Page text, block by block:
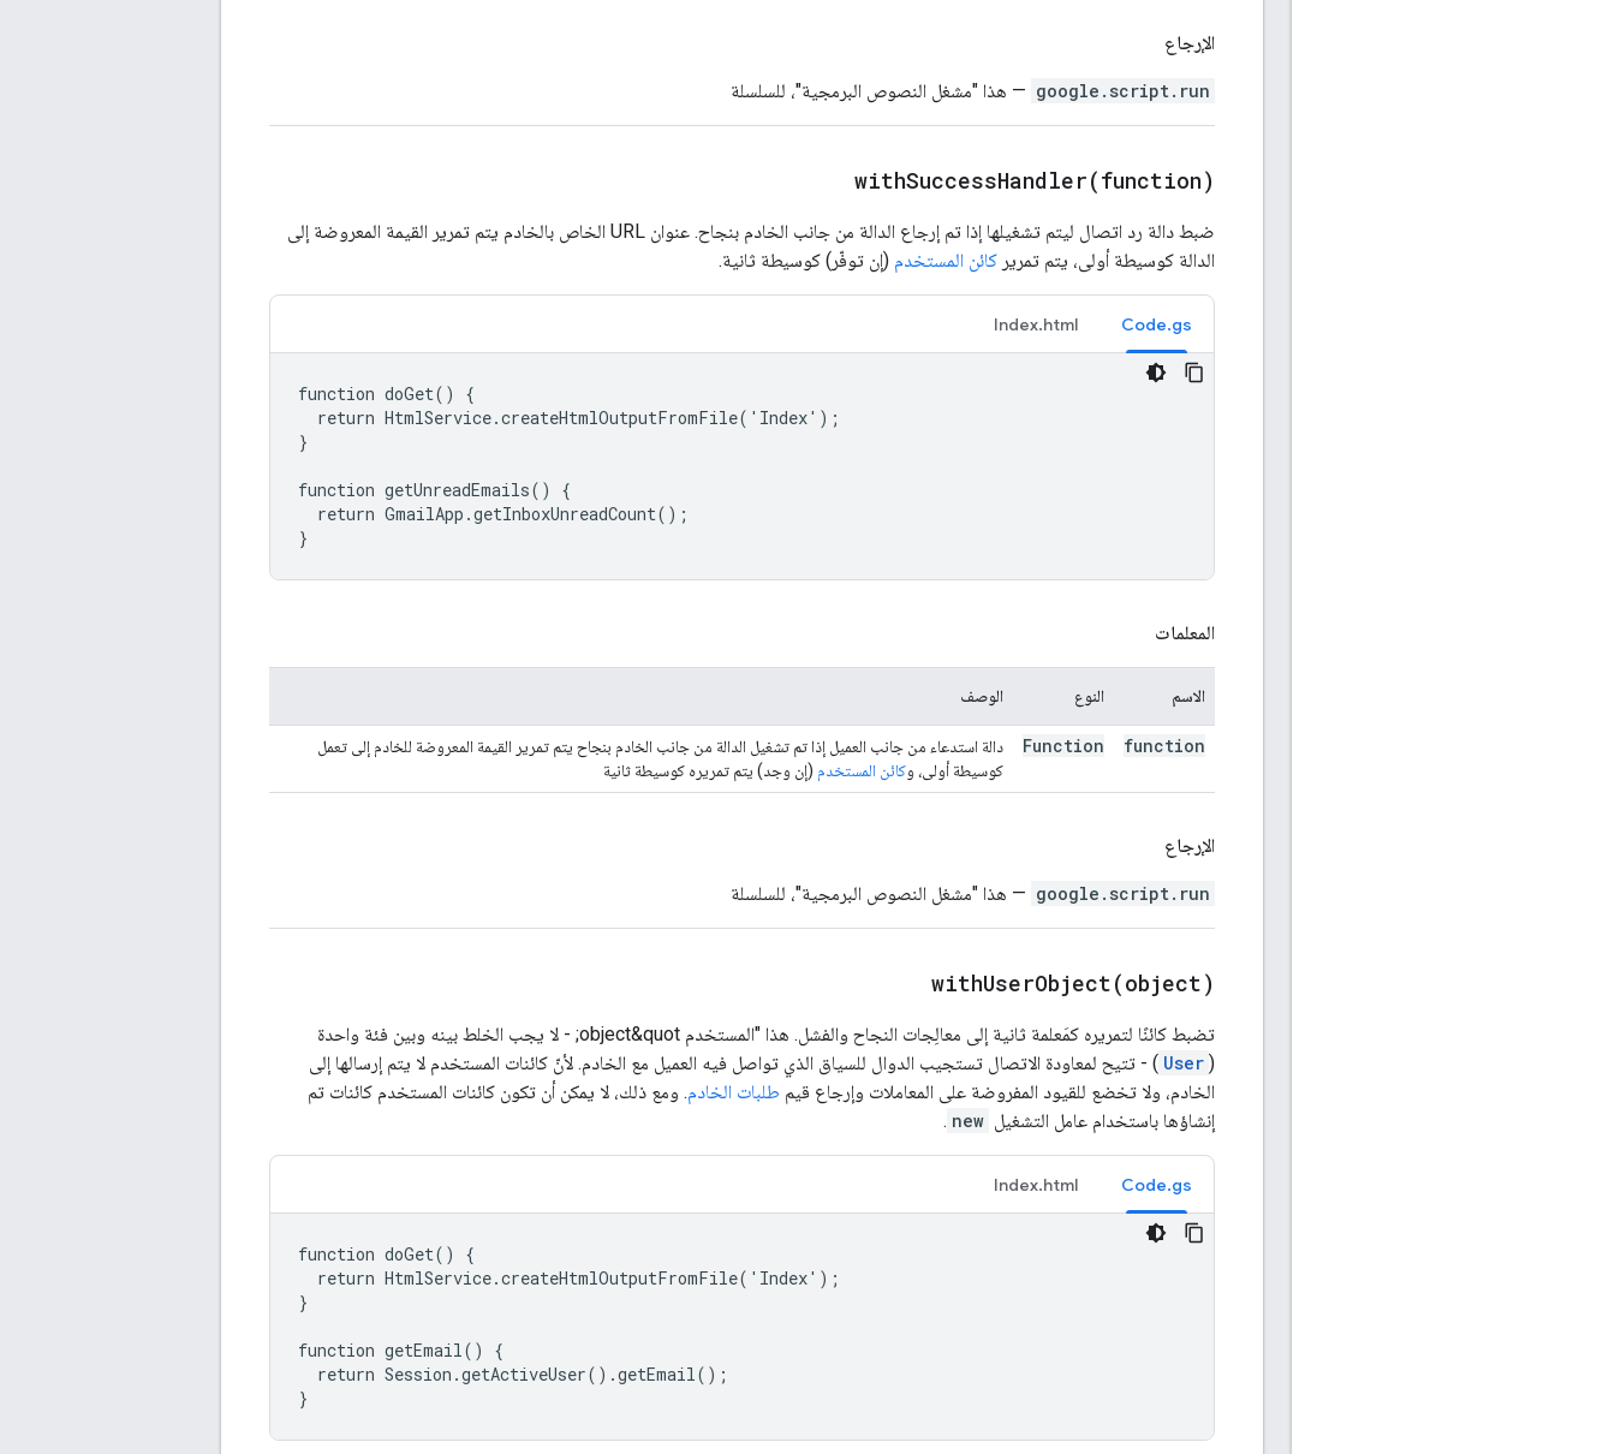
الإرجاع
google.script.run — هذا "مشغل النصوص البرمجية"، للسلسلة
withSuccessHandler(function)
ضبط دالة رد اتصال ليتم تشغيلها إذا تم إرجاع الدالة من جانب الخادم بنجاح. عنوان URL الخاص بالخادم يتم تمرير القيمة المعروضة إلى
الدالة كوسيطة أولى، يتم تمرير كائن المستخدم (إن توفّر) كوسيطة ثانية.
Code.gs
Index.html
function doGet() {
  return HtmlService.createHtmlOutputFromFile('Index');
}
function getUnreadEmails() {
  return GmailApp.getInboxUnreadCount();
}
المعلمات
الاسم النوع الوصف
function
Function
دالة استدعاء من جانب العميل إذا تم تشغيل الدالة من جانب الخادم بنجاح يتم تمرير القيمة المعروضة للخادم إلى تعمل
كوسيطة أولى، وكائن المستخدم (إن وجد) يتم تمريره كوسيطة ثانية
الإرجاع
google.script.run — هذا "مشغل النصوص البرمجية"، للسلسلة
withUserObject(object)
تضبط كائنًا لتمريره كمَعلمة ثانية إلى معالِجات النجاح والفشل. هذا "المستخدم object&quot; - لا يجب الخلط بينه وبين فئة واحدة
(
User ) - تتيح لمعاودة الاتصال تستجيب الدوال للسياق الذي تواصل فيه العميل مع الخادم. لأنّ كائنات المستخدم لا يتم إرسالها إلى
الخادم، ولا تخضع للقيود المفروضة على المعاملات وإرجاع قيم طلبات الخادم. ومع ذلك، لا يمكن أن تكون كائنات المستخدم كائنات تم
إنشاؤها باستخدام عامل التشغيل new
.
Code.gs
Index.html
function doGet() {
  return HtmlService.createHtmlOutputFromFile('Index');
}
function getEmail() {
  return Session.getActiveUser().getEmail();
}